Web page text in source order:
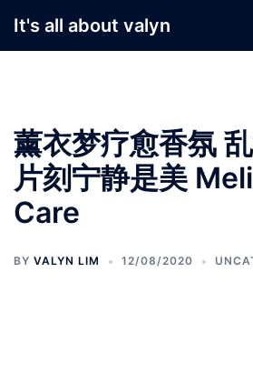
It's all about valyn
薰衣梦疗愈香氛
片刻宁静是美
Care
BY VALYN LIM 12/08/2020